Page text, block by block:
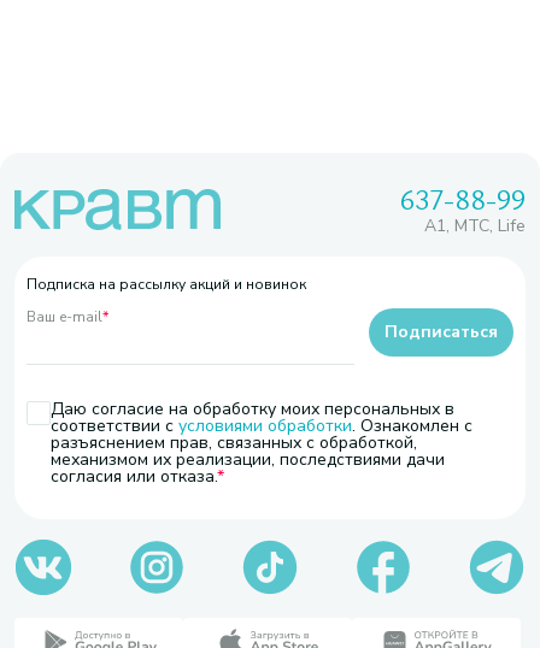
637-88-99
A1, МТС, Life
Подписка на рассылку акций и новинок
Ваш e-mail*
Даю согласие на обработку моих персональных в
соответствии с условиями обработки. Ознакомлен с
разъяснением прав, связанных с обработкой,
механизмом их реализации, последствиями дачи
согласия или отказа.
Подписаться